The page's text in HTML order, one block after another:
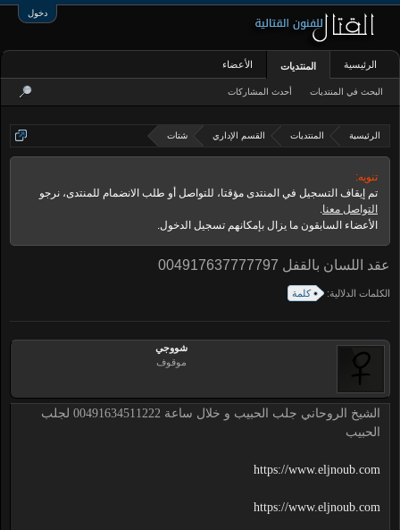
دخول
الرئيسية المنتديات القسم الإداري شتات
تنويه:
تم إيقاف التسجيل في المنتدى مؤقتا، للتواصل أو طلب الانضمام للمنتدى، نرجو
التواصل معنا.
الأعضاء السابقون ما يزال بإمكانهم تسجيل الدخول.
عقد اللسان بالقفل 004917637777797
الكلمات الدلالية: كلمة
شووجي
موقوف
الشيخ الروحاني جلب الحبيب و خلال ساعة 00491634511222 لجلب
الحبيب
https://www.eljnoub.com
https://www.eljnoub.com
الرئيسية المنتديات
البحث في المنتديات أحدث المشاركات
الأعضاء